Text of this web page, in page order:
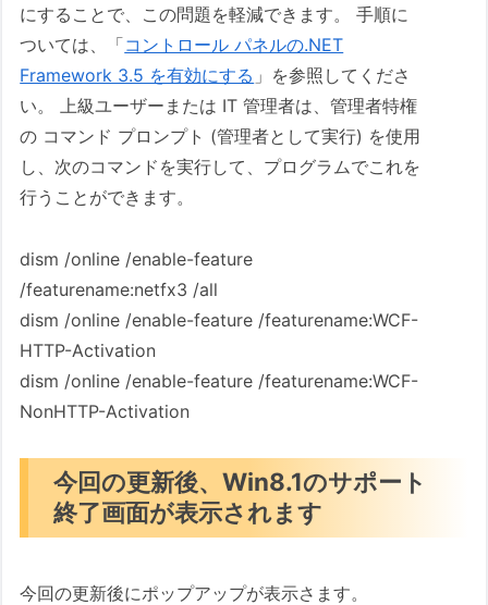
にすることで、この問題を軽減できます。 手順に
ついては、「コントロール パネルの.NET
Framework 3.5 を有効にする 」を参照してくださ
い。 上級ユーザーまたは IT 管理者は、管理者特権
の コマンド プロンプト (管理者として実行) を使用
し、次のコマンドを実行して、プログラムでこれを
行うことができます。
dism /online /enable-feature
/featurename:netfx3 /all
dism /online /enable-feature /featurename:WCF-
HTTP-Activation
dism /online /enable-feature /featurename:WCF-
NonHTTP-Activation
今回の更新後、Win8.1のサポート
終了画面が表示されます
今回の更新後にポップアップが表示さます。